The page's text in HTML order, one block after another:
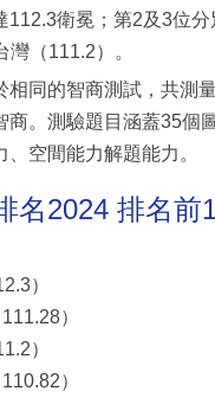
112.3衛冕；第2及3位分
灣（111.2）。
相同的智商測試，共測
商。測驗題目涵蓋35個
空間能力解題能力。
名2024 排名前
）
）
）
）